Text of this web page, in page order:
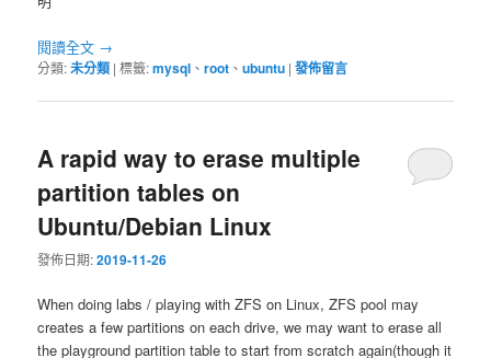
閱讀全文 →
分類:未分類 |標籤:mysql 、root 、ubuntu |發佈留言
A rapid way to erase multiple
partition tables on
Ubuntu/Debian Linux
發佈日期:2019-11-26
When doing labs / playing with ZFS on Linux, ZFS pool may
creates a few partitions on each drive, we may want to erase all
the playground partition table to start from scratch again(though it